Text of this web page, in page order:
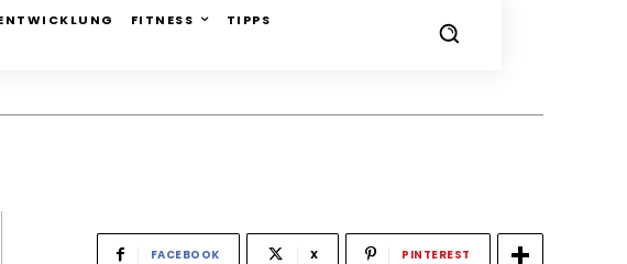
FITNESS
TIPPS
FACEBOOK X PINTEREST